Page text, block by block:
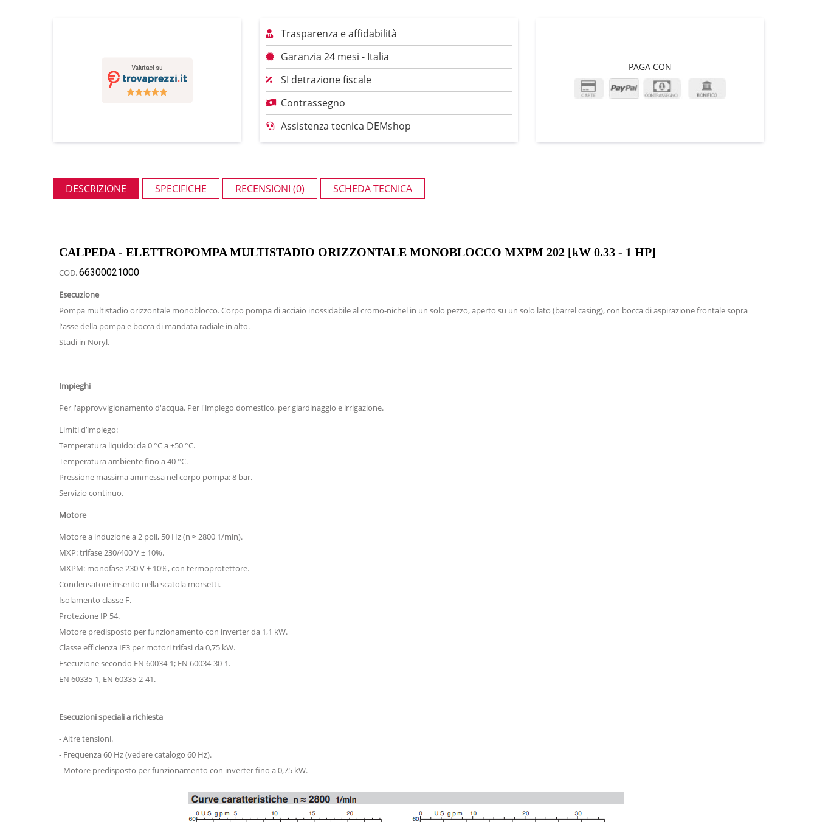
Trasparenza e affidabilità
Garanzia 24 mesi - Italia
SI detrazione fiscale
Contrassegno
Assistenza tecnica DEMshop
PAGA CON
DESCRIZIONE SPECIFICHE RECENSIONI (0) SCHEDA TECNICA
CALPEDA - ELETTROPOMPA MULTISTADIO ORIZZONTALE MONOBLOCCO MXPM 202 [kW 0.33 - 1 HP]
COD.66300021000
Esecuzione
Pompa multistadio orizzontale monoblocco. Corpo pompa di acciaio inossidabile al cromo-nichel in un solo pezzo, aperto su un solo lato (barrel casing), con bocca di aspirazione frontale sopra
l'asse della pompa e bocca di mandata radiale in alto.
Stadi in Noryl.
Impieghi
Per l'approvvigionamento d'acqua. Per l'impiego domestico, per giardinaggio e irrigazione.
Limiti d’impiego:
Temperatura liquido: da 0 °C a +50 °C.
Temperatura ambiente fino a 40 °C.
Pressione massima ammessa nel corpo pompa: 8 bar.
Servizio continuo.
Motore
Motore a induzione a 2 poli, 50 Hz (n ≈ 2800 1/min).
MXP: trifase 230/400 V ± 10%.
MXPM: monofase 230 V ± 10%, con termoprotettore.
Condensatore inserito nella scatola morsetti.
Isolamento classe F.
Protezione IP 54.
Motore predisposto per funzionamento con inverter da 1,1 kW.
Classe efficienza IE3 per motori trifasi da 0,75 kW.
Esecuzione secondo EN 60034-1; EN 60034-30-1.
EN 60335-1, EN 60335-2-41.
Esecuzioni speciali a richiesta
- Altre tensioni.
- Frequenza 60 Hz (vedere catalogo 60 Hz).
- Motore predisposto per funzionamento con inverter fino a 0,75 kW.